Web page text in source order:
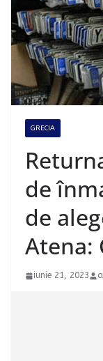
GRECIA
de
de
Atena:
iunie 21, 2023